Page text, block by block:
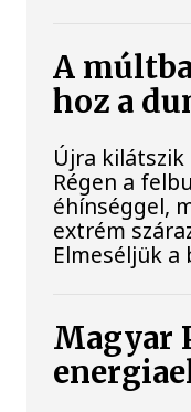
A
hoz a
Újra kilátszik
Régen a
éhínséggel,
extrém
Elmeséljük
Magyar